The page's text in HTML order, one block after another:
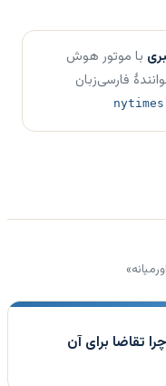
با موتور هوش
فارسی‌زبان
تقاضا برای آن